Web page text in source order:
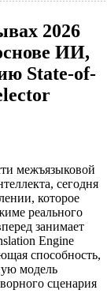
2026
ИИ,
State-of-
межъязыковой
сегодня
которое
реального
занимает
Engine
способность,
модель
сценария